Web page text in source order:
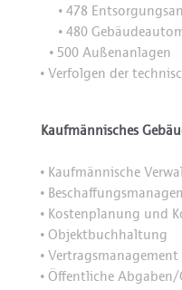
•478
•480
•500 Außenanlagen
•Verfolgen der
Kaufmännisches
•Kaufmännische
•
•Kostenplanung und
•Objektbuchhaltung
•Vertragsmanagement
•Öffentliche Abgaben/